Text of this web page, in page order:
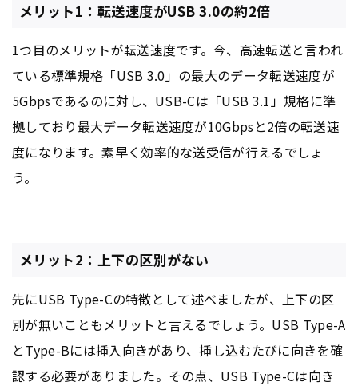
メリット1：転送速度がUSB 3.0の約2倍
1つ目のメリットが転送速度です。今、高速転送と言われ
ている標準規格「USB 3.0」の最大のデータ転送速度が
5Gbpsであるのに対し、USB-Cは「USB 3.1」規格に準
拠しており最大データ転送速度が10Gbpsと2倍の転送速
度になります。素早く効率的な送受信が行えるでしょ
う。
メリット2：上下の区別がない
先にUSB Type-Cの特徴として述べましたが、上下の区
別が無いこともメリットと言えるでしょう。USB Type-A
とType-Bには挿入向きがあり、挿し込むたびに向きを確
認する必要がありました。その点、USB Type-Cは向き